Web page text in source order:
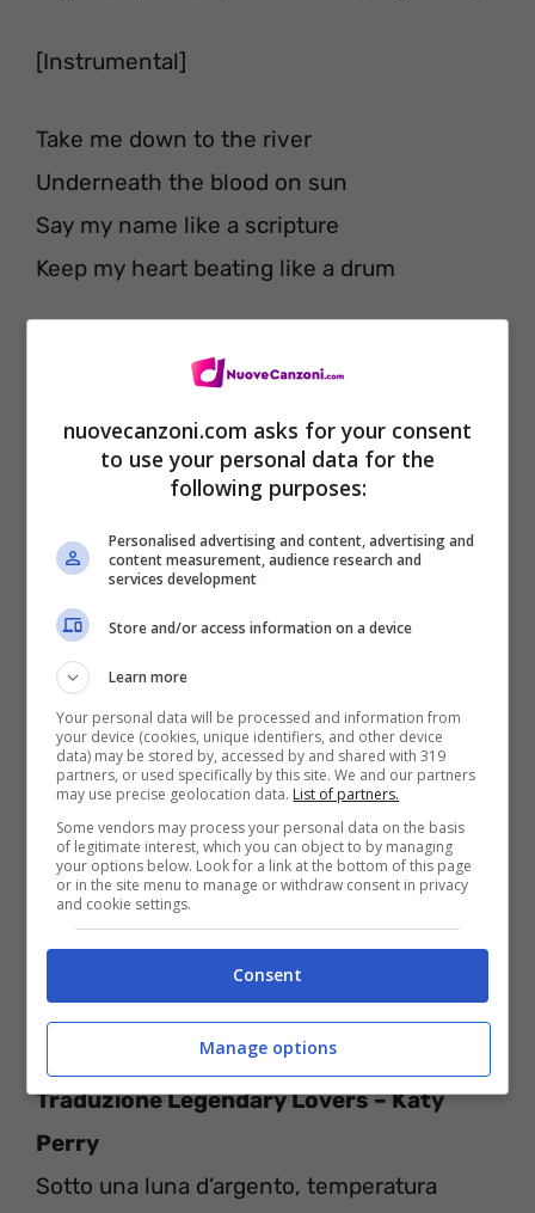
[Instrumental]
Take me down to the river
Underneath the blood on sun
Say my name like a scripture
Keep my heart beating like a drum
Legendary lovers, we should be legendary
Take me down to the river
Underneath the blood on sun
Say my name like a scripture
Keep my heart beating like a drum
Legendary lovers, we could be legendary
Legendary lovers, we should be legendary
Traduzione Legendary Lovers – Katy
Perry
Sotto una luna d’argento, temperatura
nuovecanzoni.com asks for your consent
to use your personal data for the
following purposes:
Personalised advertising and content, advertising and
content measurement, audience research and
services development
Store and/or access information on a device
Learn more
Your personal data will be processed and information from
your device (cookies, unique identifiers, and other device
data) may be stored by, accessed by and shared with 319
partners, or used specifically by this site. We and our partners
may use precise geolocation data. List of partners.
Some vendors may process your personal data on the basis
of legitimate interest, which you can object to by managing
your options below. Look for a link at the bottom of this page
or in the site menu to manage or withdraw consent in privacy
and cookie settings.
Consent
Manage options